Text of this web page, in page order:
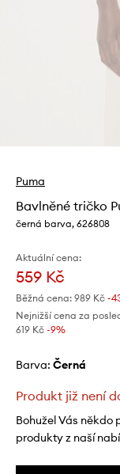
Puma
Bavlněné tričko
černá barva, 626808
Aktuální cena:
559 Kč
Běžná cena: 989 Kč -
Nejnižší cena za
619 Kč -9%
Barva: černá
Produkt již není
Bohužel Vás někdo
produkty z naší